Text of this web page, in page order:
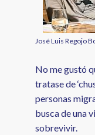
José Luis Regojo
No me gustó
tratase de
personas
busca de una
sobrevivir.